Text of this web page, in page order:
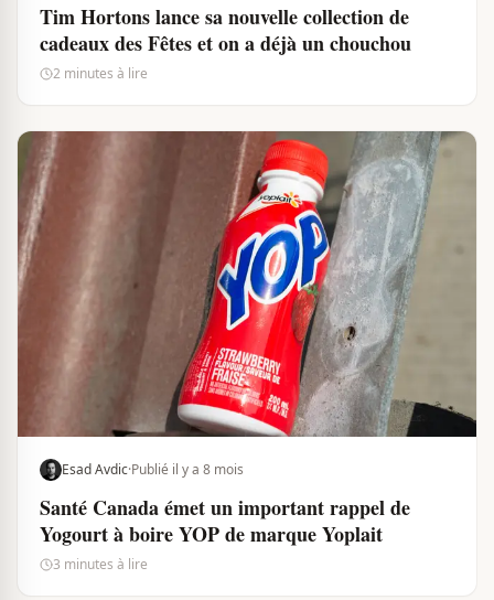
Tim Hortons lance sa nouvelle collection de
cadeaux des Fêtes et on a déjà un chouchou
2 minutes à lire
Esad Avdic·Publié il y a 8 mois
Santé Canada émet un important rappel de
Yogourt à boire YOP de marque Yoplait
3 minutes à lire